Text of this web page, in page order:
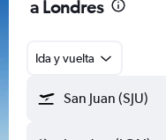
a Londres
Ida y vuelta
San Juan (SJU)